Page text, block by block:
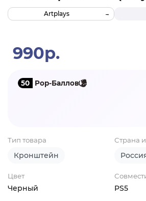
Artplays
990р.
50 Pop-Баллов
Тип товара
Кронштейн
Страна
Цвет
Черный PS5